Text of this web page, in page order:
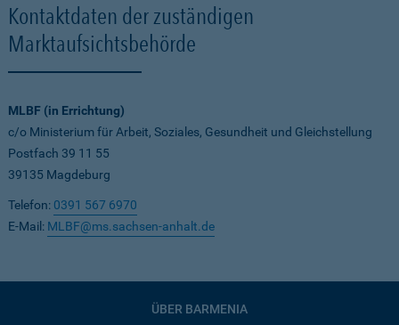
Kontaktdaten der zuständigen
Marktaufsichtsbehörde
MLBF (in Errichtung)
c/o Ministerium für Arbeit, Soziales, Gesundheit und Gleichstellung
Postfach 39 11 55
39135 Magdeburg
Telefon: 0391 567 6970
E-Mail: MLBF@ms.sachsen-anhalt.de
ÜBER BARMENIA